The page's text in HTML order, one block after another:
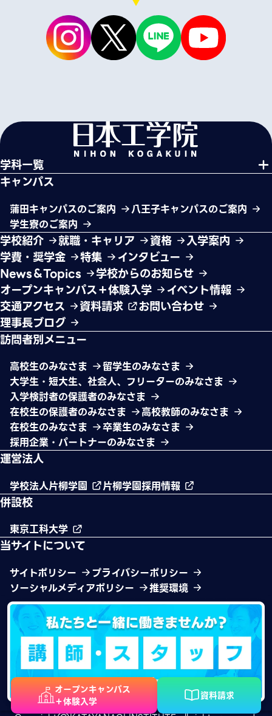
オープンキャンパス
＋体験入学
資料請求
学科一覧
キャンパス
蒲田キャンパスのご案内
八王子キャンパスのご案内
学生寮のご案内
学校紹介 就職・キャリア 資格
入学案内
学費・奨学金
特集
インタビュー
News＆Topics
学校からのお知らせ
オープンキャンパス＋体験入学
イベント情報
交通アクセス
資料請求
お問い合わせ
理事長ブログ
訪問者別メニュー
高校生のみなさま
留学生のみなさま
大学生・短大生、社会人、フリーターのみなさま
入学検討者の保護者のみなさま
在校生の保護者のみなさま
高校教師のみなさま
在校生のみなさま
卒業生のみなさま
採用企業・パートナーのみなさま
運営法人
学校法人片柳学園 片柳学園採用情報
併設校
東京工科大学
当サイトについて
サイトポリシー
プライバシーポリシー
ソーシャルメディアポリシー
推奨環境